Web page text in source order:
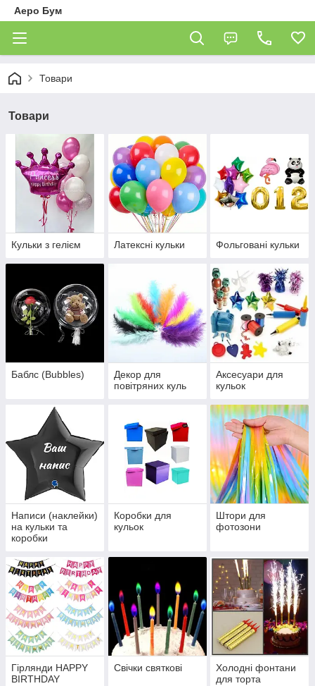
Аеро Бум
Товари
Товари
Кульки з гелієм Латексні кульки Фольговані кульки
Баблс (Bubbles)
Декор для
повітряних куль
Аксесуари для
кульок
Написи (наклейки)
на кульки та
коробки
Коробки для
кульок
Штори для
фотозони
Гірлянди HAPPY
BIRTHDAY
Свічки святкові
Холодні фонтани
для торта